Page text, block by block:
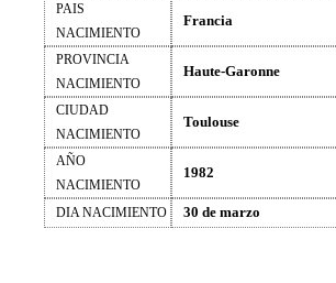
PAIS
NACIMIENTO
Francia
PROVINCIA
NACIMIENTO
Haute-Garonne
CIUDAD
NACIMIENTO
Toulouse
AÑO
NACIMIENTO
1982
DIA NACIMIENTO 30 de marzo